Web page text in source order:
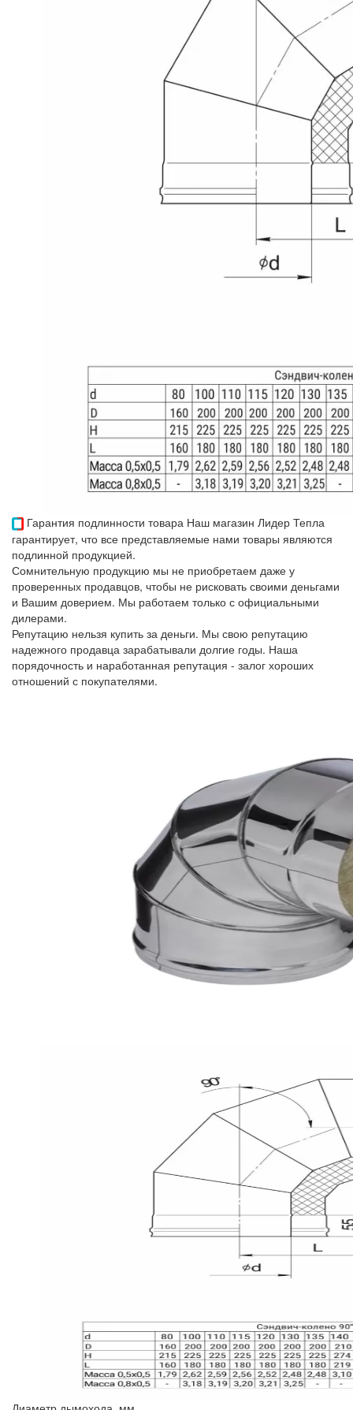
Гарантия подлинности товара Наш магазин Лидер Тепла
гарантирует, что все представляемые нами товары являются
подлинной продукцией.
Сомнительную продукцию мы не приобретаем даже у
проверенных продавцов, чтобы не рисковать своими деньгами
и Вашим доверием. Мы работаем только с официальными
дилерами.
Репутацию нельзя купить за деньги. Мы свою репутацию
надежного продавца зарабатывали долгие годы. Наша
порядочность и наработанная репутация - залог хороших
отношений с покупателями.